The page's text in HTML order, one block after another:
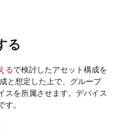
る
るで検討したアセット構成を
と想定した上で、グループ
スを所属させます。デバイス
。